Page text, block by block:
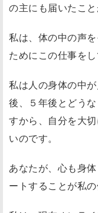
の主にも届いたこと
私は、体の中の声
ためにこの仕事をし
私は人の身体の中
後、５年後とどう
すから、自分を大
いのです。
あなたが、心も身
ートすることが私の